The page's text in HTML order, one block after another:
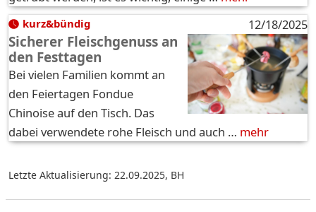
kurz&bündig 12/18/2025
Sicherer Fleischgenuss an
den Festtagen
Bei vielen Familien kommt an
den Feiertagen Fondue
Chinoise auf den Tisch. Das
dabei verwendete rohe Fleisch und auch … mehr
Letzte Aktualisierung: 22.09.2025, BH